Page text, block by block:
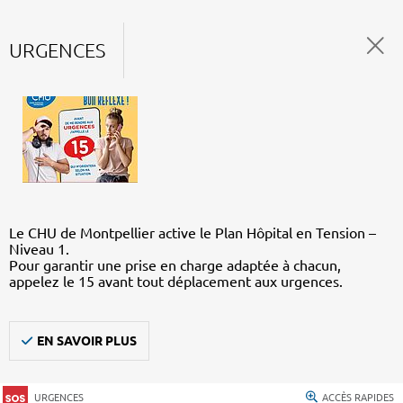
URGENCES
Le CHU de Montpellier active le Plan Hôpital en Tension –
Niveau 1.
Pour garantir une prise en charge adaptée à chacun,
appelez le 15 avant tout déplacement aux urgences.
EN SAVOIR PLUS
URGENCES ACCÈS RAPIDES